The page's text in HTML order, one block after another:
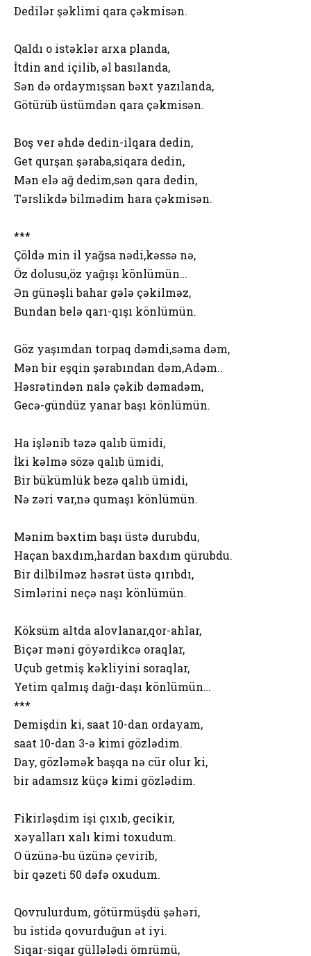
Dedilər şəklimi qara çəkmisən.
Qaldı o istəklər arxa planda,
İtdin and içilib, əl basılanda,
Sən də ordaymışsan bəxt yazılanda,
Götürüb üstümdən qara çəkmisən.
Boş ver əhdə dedin-ilqara dedin,
Get qurşan şəraba,siqara dedin,
Mən elə ağ dedim,sən qara dedin,
Tərslikdə bilmədim hara çəkmisən.
***
Çöldə min il yağsa nədi,kəssə nə,
Öz dolusu,öz yağışı könlümün…
Ən günəşli bahar gələ çəkilməz,
Bundan belə qarı-qışı könlümün.
Göz yaşımdan torpaq dəmdi,səma dəm,
Mən bir eşqin şərabından dəm,Adəm..
Həsrətindən nalə çəkib dəmadəm,
Gecə-gündüz yanar başı könlümün.
Ha işlənib təzə qalıb ümidi,
İki kəlmə sözə qalıb ümidi,
Bir bükümlük bezə qalıb ümidi,
Nə zəri var,nə qumaşı könlümün.
Mənim bəxtim başı üstə durubdu,
Haçan baxdım,hardan baxdım qürubdu.
Bir dilbilməz həsrət üstə qırıbdı,
Simlərini neçə naşı könlümün.
Köksüm altda alovlanar,qor-ahlar,
Biçər məni göyərdikcə oraqlar,
Uçub getmiş kəkliyini soraqlar,
Yetim qalmış dağı-daşı könlümün…
***
Demişdin ki, saat 10-dan ordayam,
saat 10-dan 3-ə kimi gözlədim.
Day, gözləmək başqa nə cür olur ki,
bir adamsız küçə kimi gözlədim.
Fikirləşdim işi çıxıb, gecikir,
xəyalları xalı kimi toxudum.
O üzünə-bu üzünə çevirib,
bir qəzeti 50 dəfə oxudum.
Qovrulurdum, götürmüşdü şəhəri,
bu istidə qovurduğun ət iyi.
Siqar-siqar güllələdi ömrümü,